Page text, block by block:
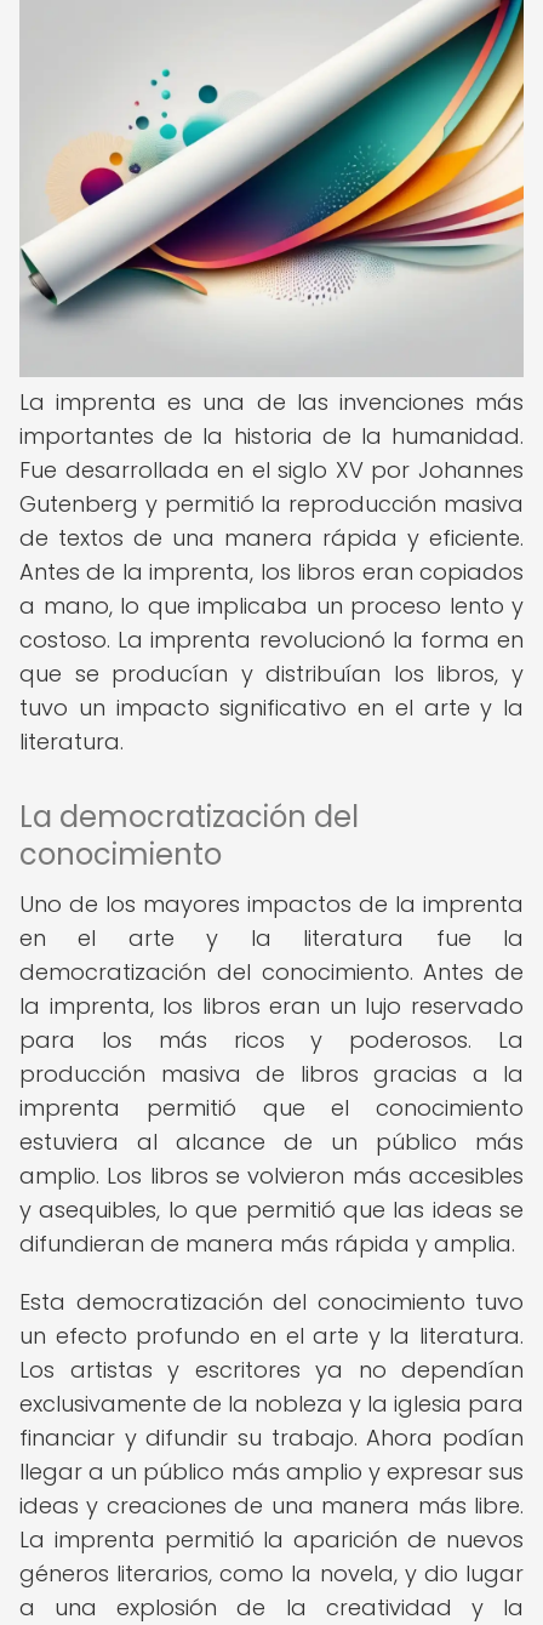
La imprenta es una de las invenciones más
importantes de la historia de la humanidad.
Fue desarrollada en el siglo XV por Johannes
Gutenberg y permitió la reproducción masiva
de textos de una manera rápida y eficiente.
Antes de la imprenta, los libros eran copiados
a mano, lo que implicaba un proceso lento y
costoso. La imprenta revolucionó la forma en
que se producían y distribuían los libros, y
tuvo un impacto significativo en el arte y la
literatura.
La democratización del
conocimiento
Uno de los mayores impactos de la imprenta
en el arte y la literatura fue la
democratización del conocimiento. Antes de
la imprenta, los libros eran un lujo reservado
para los más ricos y poderosos. La
producción masiva de libros gracias a la
imprenta permitió que el conocimiento
estuviera al alcance de un público más
amplio. Los libros se volvieron más accesibles
y asequibles, lo que permitió que las ideas se
difundieran de manera más rápida y amplia.
Esta democratización del conocimiento tuvo
un efecto profundo en el arte y la literatura.
Los artistas y escritores ya no dependían
exclusivamente de la nobleza y la iglesia para
financiar y difundir su trabajo. Ahora podían
llegar a un público más amplio y expresar sus
ideas y creaciones de una manera más libre.
La imprenta permitió la aparición de nuevos
géneros literarios, como la novela, y dio lugar
a una explosión de la creatividad y la